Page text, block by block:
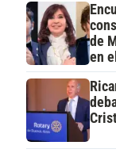
de
en